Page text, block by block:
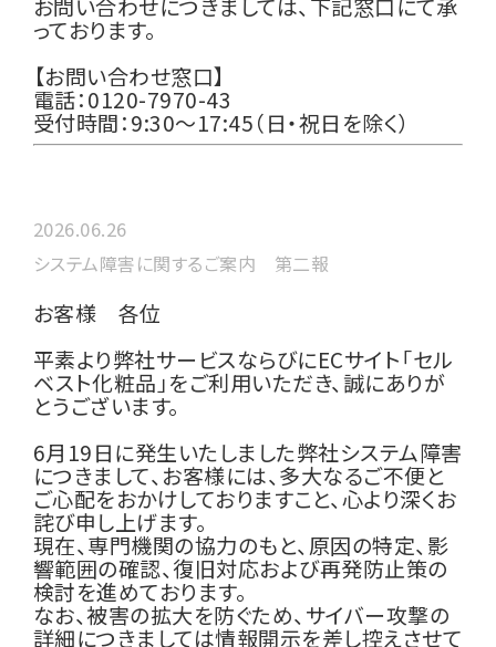
っております。
【お問い合わせ窓口】
電話：0120-7970-43
受付時間：9:30〜17:45（日・祝日を除く）
2026.06.26
システム障害に関するご案内 第二報
お客様 各位
平素より弊社サービスならびにECサイト「セル
ベスト化粧品」をご利用いただき、誠にありが
とうございます。
6月19日に発生いたしました弊社システム障害
につきまして、お客様には、多大なるご不便と
ご心配をおかけしておりますこと、心より深くお
詫び申し上げます。
現在、専門機関の協力のもと、原因の特定、影
響範囲の確認、復旧対応および再発防止策の
検討を進めております。
なお、被害の拡大を防ぐため、サイバー攻撃の
詳細につきましては情報開示を差し控えさせて